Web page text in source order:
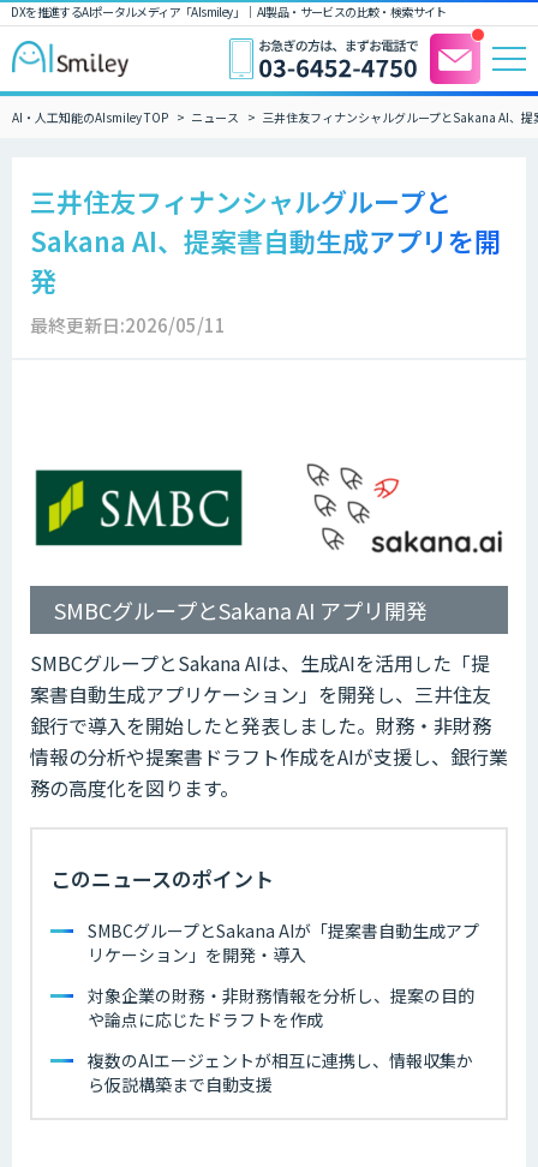
DXを推進するAIポータルメディア「AIsmiley」｜ AI製品・サービスの比較・検索サイト
AI・人工知能のAIsmiley TOP ニュース 三井住友フィナンシャルグループとSakana AI、
三井住友フィナンシャルグループと
Sakana AI、提案書自動生成アプリを開
発
最終更新日:2026/05/11
SMBCグループとSakana AI アプリ開発
SMBCグループとSakana AIは、生成AIを活用した「提
案書自動生成アプリケーション」を開発し、三井住友
銀行で導入を開始したと発表しました。財務・非財務
情報の分析や提案書ドラフト作成をAIが支援し、銀行業
務の高度化を図ります。
このニュースのポイント
SMBCグループとSakana AIが「提案書自動生成アプ
リケーション」を開発・導入
対象企業の財務・非財務情報を分析し、提案の目的
や論点に応じたドラフトを作成
複数のAIエージェントが相互に連携し、情報収集か
ら仮説構築まで自動支援